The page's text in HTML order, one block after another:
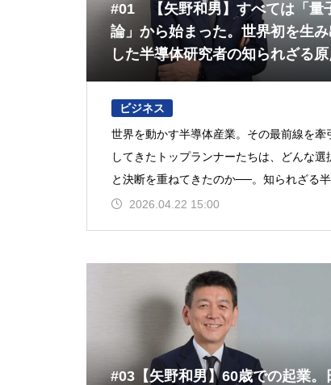
#01 【矢野和男】すべては「量
論」から始まった。世界初を生み
した半導体研究者の知られざる原
ビジネス
世界を動かす半導体産業。その最前線を牽引
してきたトップランナーたちは、どんな選
と決断を重ねてきたのか──。知られざる半
に迫る連載企画、「Silicon is my life」。今
2026.04.22 15:00
#03【矢野和男】60歳での起業。